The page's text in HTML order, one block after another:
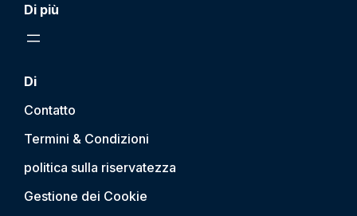
Di più
Di
Contatto
Termini & Condizioni
politica sulla riservatezza
Gestione dei Cookie